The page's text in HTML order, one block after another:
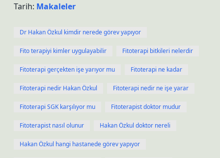
Tarih: Makaleler
Dr Hakan Özkul kimdir nerede görev yapıyor
Fito terapiyi kimler uygulayabilir Fitoterapi bitkileri nelerdir
Fitoterapi gerçekten işe yarıyor mu Fitoterapi ne kadar
Fitoterapi nedir Hakan Özkul Fitoterapi nedir ne işe yarar
Fitoterapi SGK karşılıyor mu Fitoterapist doktor mudur
Fitoterapist nasıl olunur Hakan Özkul doktor nereli
Hakan Özkul hangi hastanede görev yapıyor